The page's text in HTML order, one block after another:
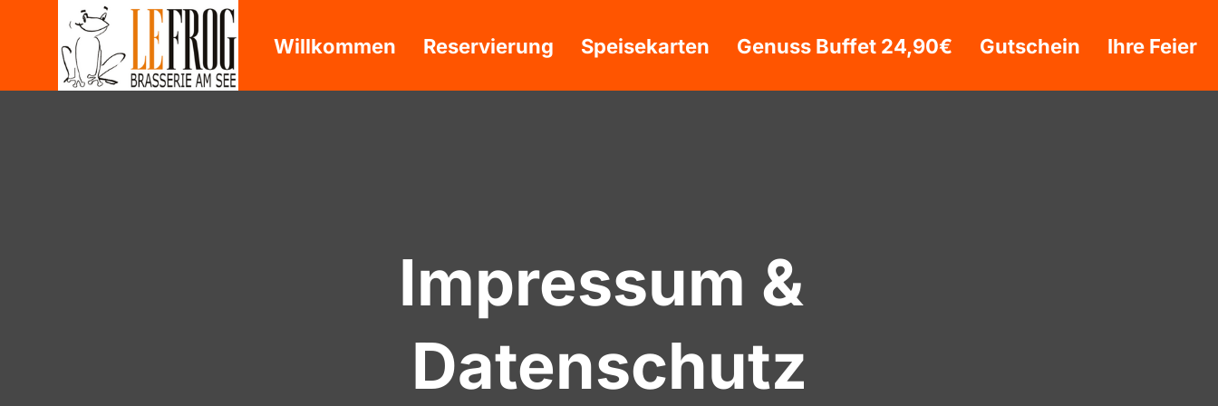
Willkommen Reservierung Speisekarten Genuss Buffet 24,90€ Gutschein Ihre Feier
Impressum &
Datenschutz